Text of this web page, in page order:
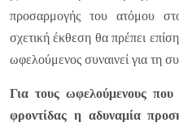
προσαρμογής του ατόμου
σχετική έκθεση θα πρέπει
ωφελούμενος συναινεί για τη
Για τους ωφελούμενους που
φροντίδας η αδυναμία